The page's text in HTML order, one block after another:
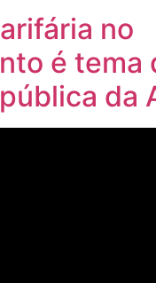
no
é tema
da